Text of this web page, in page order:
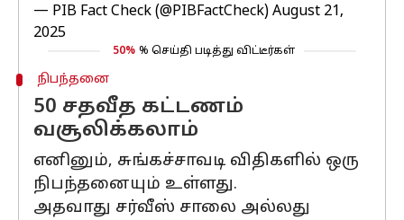
— PIB Fact Check (@PIBFactCheck) August 21,
2025
50% % செய்தி படித்து விட்டீர்கள்
நிபந்தனை
50 சதவீத கட்டணம்
வசூலிக்கலாம்
எனினும், சுங்கச்சாவடி விதிகளில் ஒரு
நிபந்தனையும் உள்ளது.
அதவாது சர்வீஸ் சாலை அல்லது